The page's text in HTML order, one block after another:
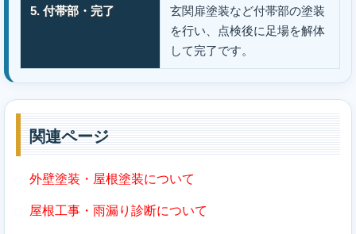
5. 付帯部・完了
玄関扉塗装など付帯部の塗装
を行い、点検後に足場を解体
して完了です。
関連ページ
外壁塗装・屋根塗装について
屋根工事・雨漏り診断について